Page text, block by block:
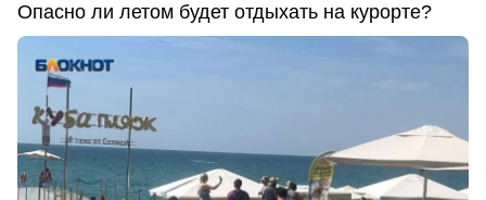
Опасно ли летом будет отдыхать на курорте?